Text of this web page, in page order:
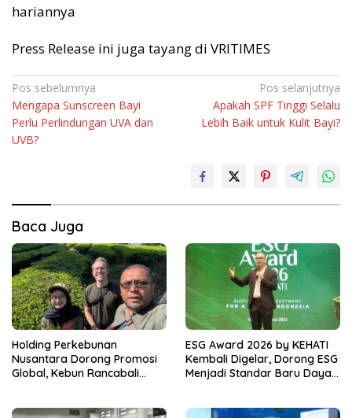
hariannya
Press Release ini juga tayang di VRITIMES
Navigasi
pos
Pos sebelumnya
Mengapa Sunscreen Bayi
Perlu Perlindungan UVA dan
UVB?
Pos selanjutnya
Apakah SPF Tinggi Selalu
Lebih Baik untuk Kulit Bayi?
Baca Juga
Holding Perkebunan
Nusantara Dorong Promosi
Global, Kebun Rancabali
ESG Award 2026 by KEHATI
Kembali Digelar, Dorong ESG
Menjadi Standar Baru Daya